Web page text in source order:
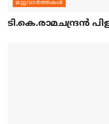
മറ്റുവാര്‍ത്തകള്‍
ടി.കെ.രാമചന്ദ്രന്‍